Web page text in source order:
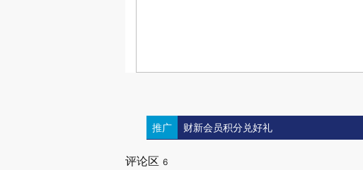
推广 财新会员积分兑好礼
评论区 6